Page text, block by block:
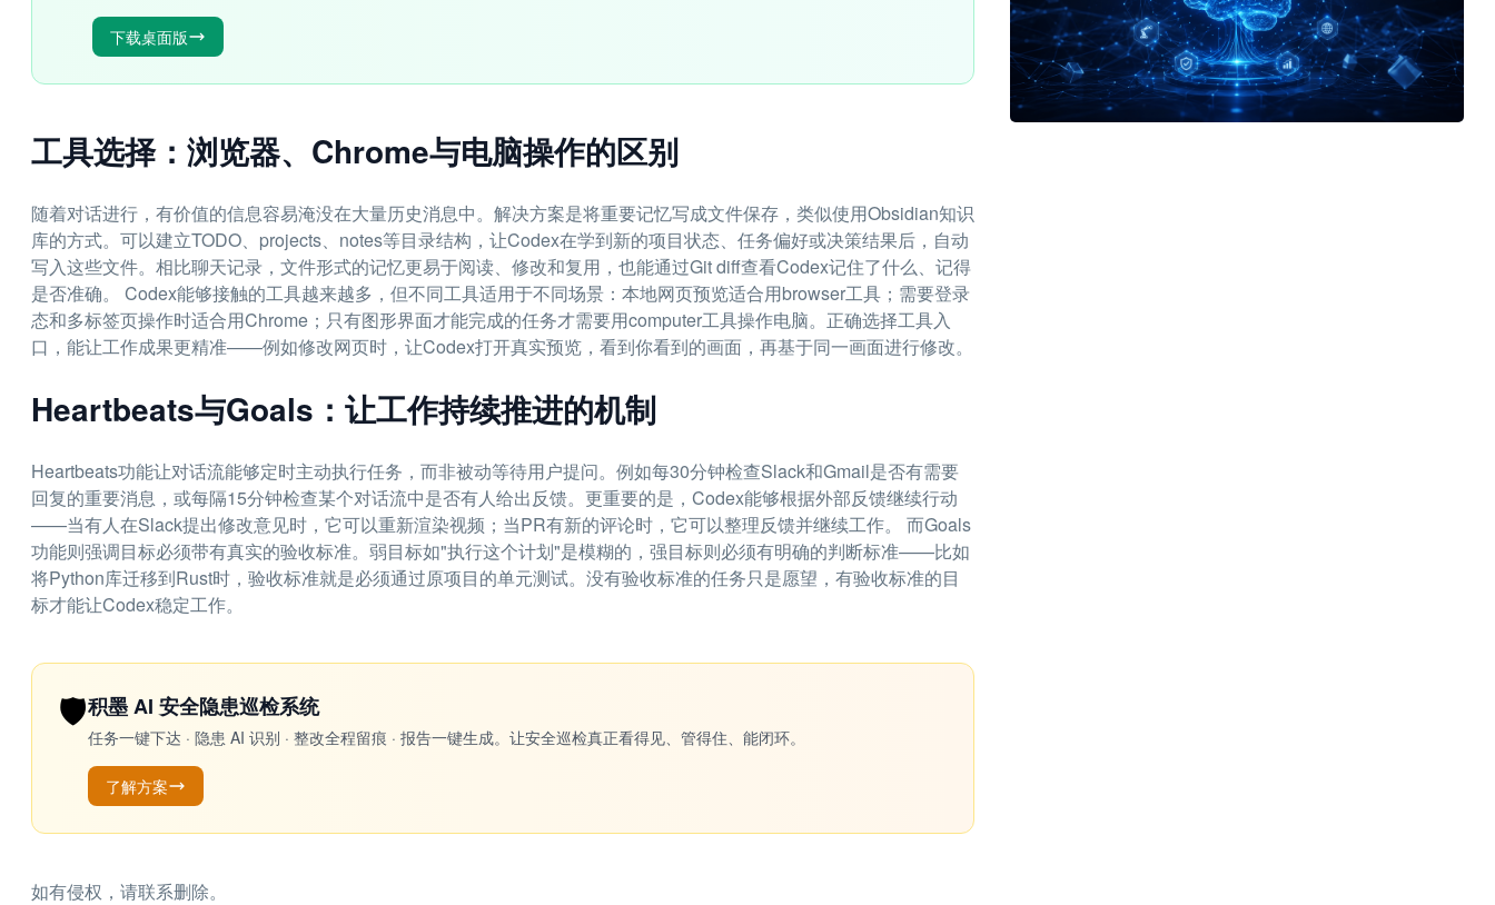
下载桌面版
工具选择：浏览器、Chrome与电脑操作的区别
随着对话进行，有价值的信息容易淹没在大量历史消息中。解决方案是将重要记忆写成文件保存，类似使用Obsidian知识
库的方式。可以建立TODO、projects、notes等目录结构，让Codex在学到新的项目状态、任务偏好或决策结果后，自动
写入这些文件。相比聊天记录，文件形式的记忆更易于阅读、修改和复用，也能通过Git diff查看Codex记住了什么、记得
是否准确。 Codex能够接触的工具越来越多，但不同工具适用于不同场景：本地网页预览适合用browser工具；需要登录
态和多标签页操作时适合用Chrome；只有图形界面才能完成的任务才需要用computer工具操作电脑。正确选择工具入
口，能让工作成果更精准——例如修改网页时，让Codex打开真实预览，看到你看到的画面，再基于同一画面进行修改。
Heartbeats与Goals：让工作持续推进的机制
Heartbeats功能让对话流能够定时主动执行任务，而非被动等待用户提问。例如每30分钟检查Slack和Gmail是否有需要
回复的重要消息，或每隔15分钟检查某个对话流中是否有人给出反馈。更重要的是，Codex能够根据外部反馈继续行动
——当有人在Slack提出修改意见时，它可以重新渲染视频；当PR有新的评论时，它可以整理反馈并继续工作。 而Goals
功能则强调目标必须带有真实的验收标准。弱目标如"执行这个计划"是模糊的，强目标则必须有明确的判断标准——比如
将Python库迁移到Rust时，验收标准就是必须通过原项目的单元测试。没有验收标准的任务只是愿望，有验收标准的目
标才能让Codex稳定工作。
🛡️积墨 AI 安全隐患巡检系统
任务一键下达 · 隐患 AI 识别 · 整改全程留痕 · 报告一键生成。让安全巡检真正看得见、管得住、能闭环。
了解方案
如有侵权，请联系删除。